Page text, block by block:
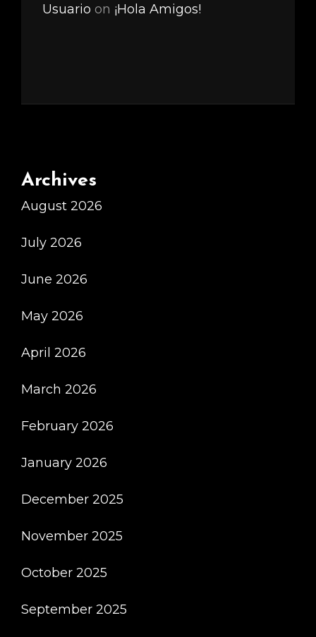
Usuario on ¡Hola Amigos!
Archives
August 2026
July 2026
June 2026
May 2026
April 2026
March 2026
February 2026
January 2026
December 2025
November 2025
October 2025
September 2025